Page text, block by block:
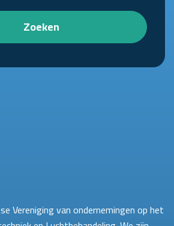
Zoeken
Vereniging van ondernemingen op het